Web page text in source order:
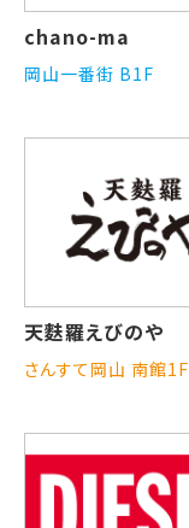
chano-ma
岡山一番街 B1F
天麩羅えびのや
さんすて岡山 南館1F